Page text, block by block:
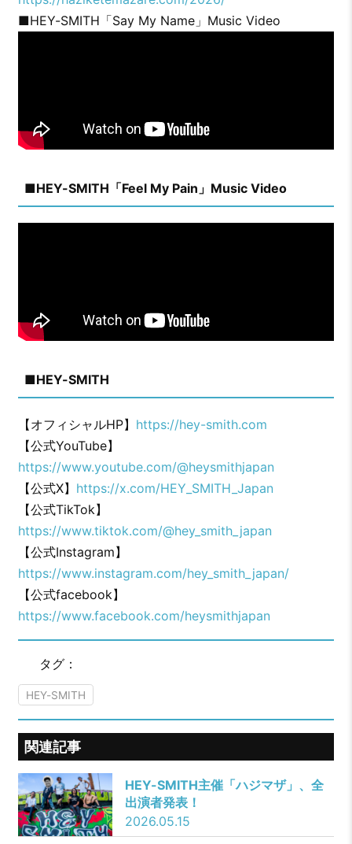
■HEY-SMITH「Say My Name」Music Video
■HEY-SMITH「Feel My Pain」Music Video
■HEY-SMITH
【オフィシャルHP】 https://hey-smith.com
【公式YouTube】
https://www.youtube.com/@heysmithjapan
【公式X】 https://x.com/HEY_SMITH_Japan
【公式TikTok】
https://www.tiktok.com/@hey_smith_japan
【公式Instagram】
https://www.instagram.com/hey_smith_japan/
【公式facebook】
https://www.facebook.com/heysmithjapan
タグ：
HEY-SMITH
関連記事
HEY-SMITH主催「ハジマザ」、全
出演者発表！
2026.05.15